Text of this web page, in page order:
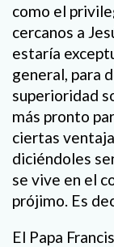
como el
cercanos a
estaría
general, para
superioridad
más pronto
ciertas
diciéndoles
se vive en el
prójimo. Es
El Papa